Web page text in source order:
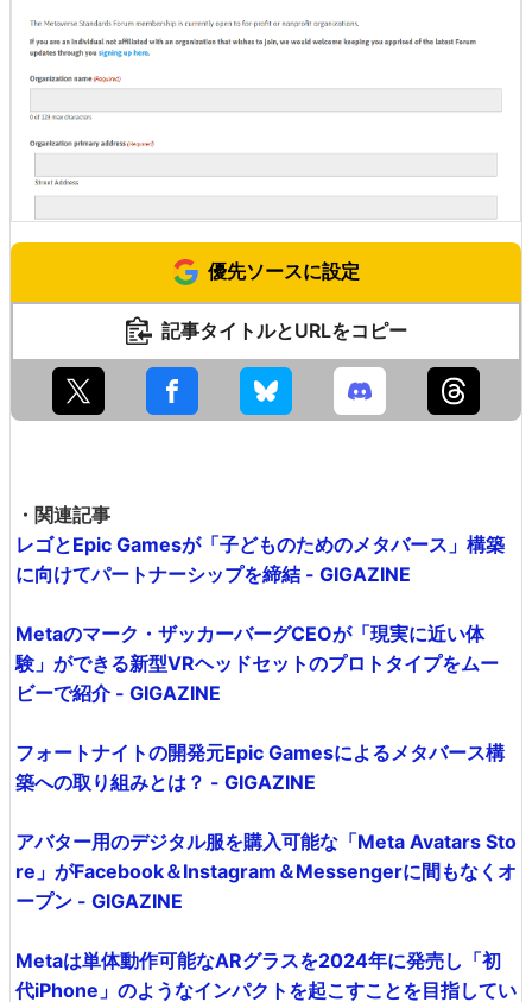
優先ソースに設定
記事タイトルとURLをコピー
・関連記事
レゴとEpic Gamesが「子どものためのメタバース」構築
に向けてパートナーシップを締結 - GIGAZINE
Metaのマーク・ザッカーバーグCEOが「現実に近い体
験」ができる新型VRヘッドセットのプロトタイプをムー
ビーで紹介 - GIGAZINE
フォートナイトの開発元Epic Gamesによるメタバース構
築への取り組みとは？ - GIGAZINE
アバター用のデジタル服を購入可能な「Meta Avatars Sto
re」がFacebook＆Instagram＆Messengerに間もなくオ
ープン - GIGAZINE
Metaは単体動作可能なARグラスを2024年に発売し「初
代iPhone」のようなインパクトを起こすことを目指してい